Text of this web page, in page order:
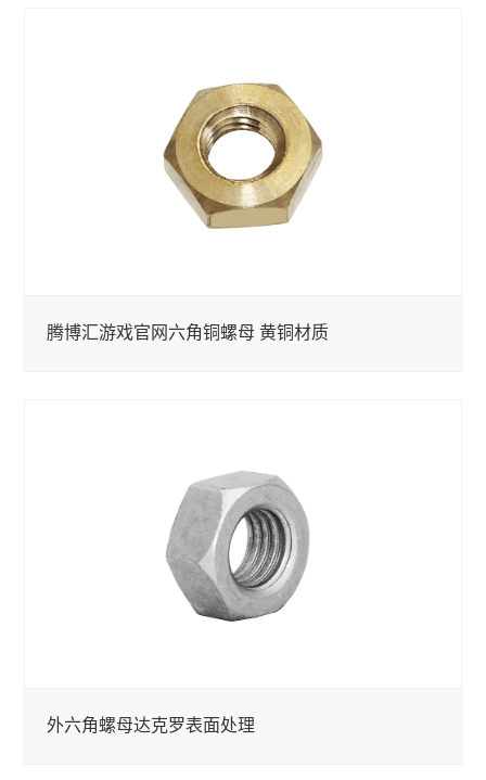
腾博汇游戏官网六角铜螺母 黄铜材质
外六角螺母达克罗表面处理